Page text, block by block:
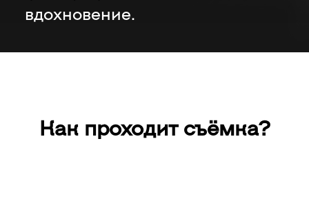
вдохновение.
Как проходит съёмка?